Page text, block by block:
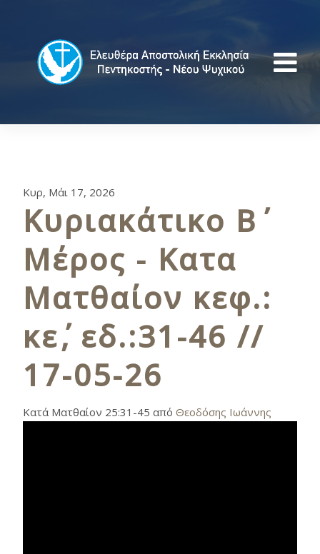
Κυρ, Μάι 17, 2026
Κυριακάτικο Β΄
Μέρος - Κατα
Ματθαίον κεφ.:
κε΄, εδ.:31-46 //
17-05-26
Κατά Ματθαίον 25:31-45 από Θεοδόσης Ιωάννης